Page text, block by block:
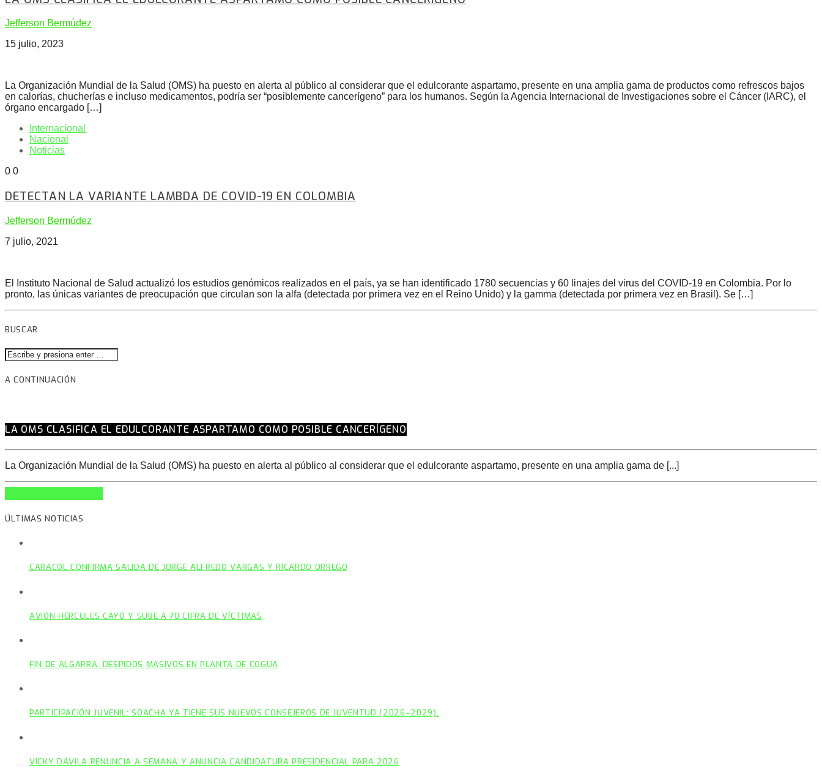
Jefferson Bermúdez
15 julio, 2023
La Organización Mundial de la Salud (OMS) ha puesto en alerta al público al considerar que el edulcorante aspartamo, presente en una amplia gama de productos como refrescos bajos
en calorías, chucherías e incluso medicamentos, podría ser “posiblemente cancerígeno” para los humanos. Según la Agencia Internacional de Investigaciones sobre el Cáncer (IARC), el
órgano encargado […]
Internacional
Nacional
Noticias
0 0
DETECTAN LA VARIANTE LAMBDA DE COVID-19 EN COLOMBIA
Jefferson Bermúdez
7 julio, 2021
El Instituto Nacional de Salud actualizó los estudios genómicos realizados en el país, ya se han identificado 1780 secuencias y 60 linajes del virus del COVID-19 en Colombia. Por lo
pronto, las únicas variantes de preocupación que circulan son la alfa (detectada por primera vez en el Reino Unido) y la gamma (detectada por primera vez en Brasil). Se […]
BUSCAR
A CONTINUACIÓN
LA OMS CLASIFICA EL EDULCORANTE ASPARTAMO COMO POSIBLE CANCERÍGENO
La Organización Mundial de la Salud (OMS) ha puesto en alerta al público al considerar que el edulcorante aspartamo, presente en una amplia gama de [...]
ÚLTIMAS NOTICIAS
CARACOL CONFIRMA SALIDA DE JORGE ALFREDO VARGAS Y RICARDO ORREGO
AVIÓN HÉRCULES CAYÓ Y SUBE A 70 CIFRA DE VÍCTIMAS
FIN DE ALGARRA: DESPIDOS MASIVOS EN PLANTA DE COGUA
PARTICIPACIÓN JUVENIL: SOACHA YA TIENE SUS NUEVOS CONSEJEROS DE JUVENTUD (2026–2029).
VICKY DÁVILA RENUNCIA A SEMANA Y ANUNCIA CANDIDATURA PRESIDENCIAL PARA 2026